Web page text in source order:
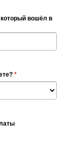
который вошёл в
*